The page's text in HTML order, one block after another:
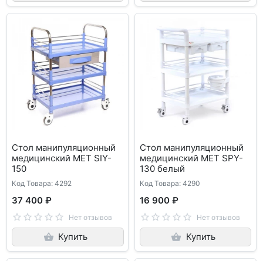
Стол манипуляционный
медицинский МЕТ SIY-
150
Код Товара: 4292
37 400 ₽
Нет отзывов
Купить
Стол манипуляционный
медицинский МЕТ SPY-
130 белый
Код Товара: 4290
16 900 ₽
Нет отзывов
Купить